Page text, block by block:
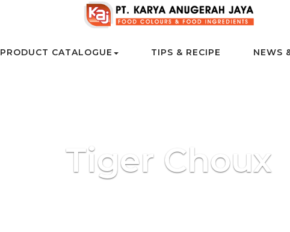
PRODUCT CATALOGUE TIPS & RECIPE NEWS
Tiger Choux